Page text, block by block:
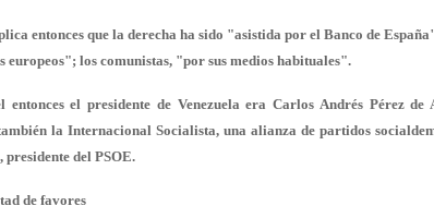
entonces que la derecha ha sido "asistida por el Banco de
europeos"; los comunistas, "por sus medios habituales".
entonces el presidente de Venezuela era Carlos Andrés Pérez
la Internacional Socialista, una alianza de partidos
presidente del PSOE.
de favores